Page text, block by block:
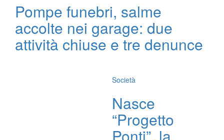
Pompe funebri, salme
accolte nei garage: due
attività chiuse e tre denunce
Società
Nasce
“Progetto